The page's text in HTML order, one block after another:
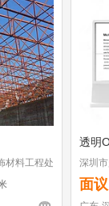
材料工程处
透明
深圳
面议